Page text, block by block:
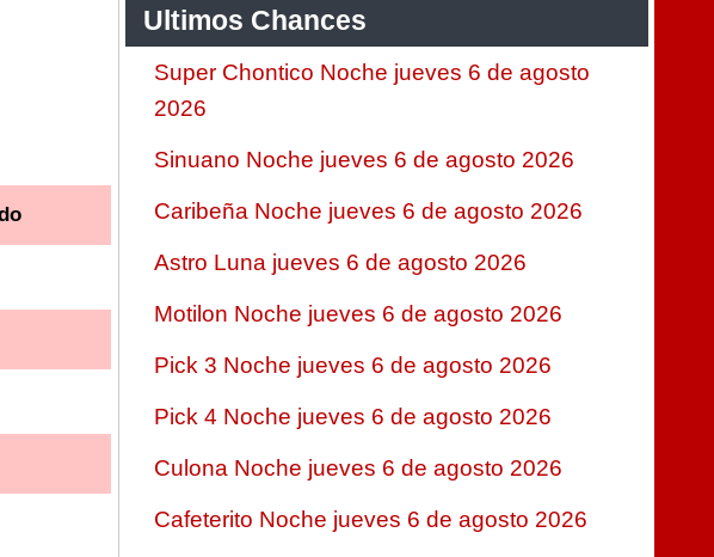
Ultimos Chances
Super Chontico Noche jueves 6 de agosto
2026
Sinuano Noche jueves 6 de agosto 2026
Caribeña Noche jueves 6 de agosto 2026
Astro Luna jueves 6 de agosto 2026
Motilon Noche jueves 6 de agosto 2026
Pick 3 Noche jueves 6 de agosto 2026
Pick 4 Noche jueves 6 de agosto 2026
Culona Noche jueves 6 de agosto 2026
Cafeterito Noche jueves 6 de agosto 2026